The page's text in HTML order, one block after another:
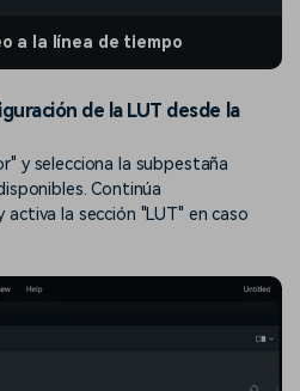
a la línea de tiempo
de la LUT desde la
y selecciona la subpestaña
Continúa
la sección "LUT" en caso